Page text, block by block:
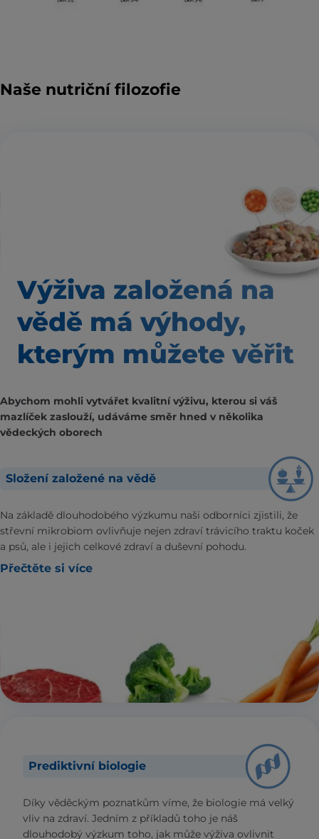
Naše nutriční filozofie
Výživa založená na
vědě má výhody,
kterým můžete věřit
Abychom mohli vytvářet kvalitní výživu, kterou si váš
mazlíček zaslouží, udáváme směr hned v několika
vědeckých oborech
Složení založené na vědě
Na základě dlouhodobého výzkumu naši odborníci zjistili, že
střevní mikrobiom ovlivňuje nejen zdraví trávicího traktu koček
a psů, ale i jejich celkové zdraví a duševní pohodu.
Přečtěte si více
Prediktivní biologie
Díky věděckým poznatkům víme, že biologie má velký
vliv na zdraví. Jedním z příkladů toho je náš
dlouhodobý výzkum toho, jak může výživa ovlivnit